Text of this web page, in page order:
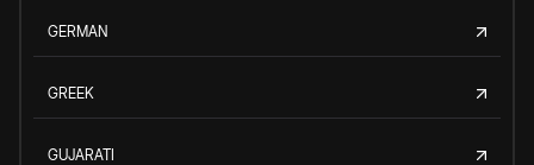
GERMAN
GREEK
GUJARATI